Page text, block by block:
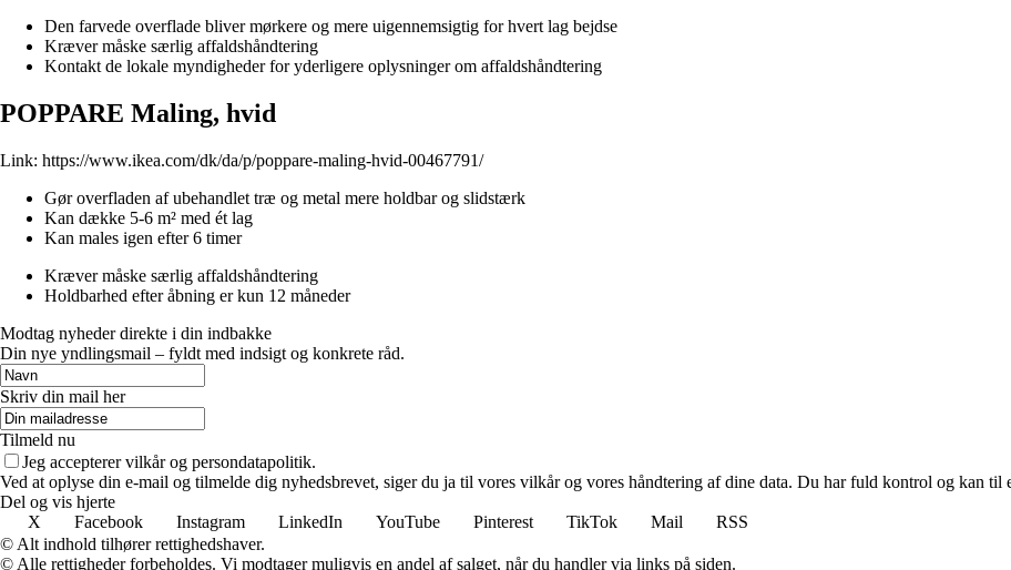
Den farvede overflade bliver mørkere og mere uigennemsigtig for hvert lag bejdse
Kræver måske særlig affaldshåndtering
Kontakt de lokale myndigheder for yderligere oplysninger om affaldshåndtering
POPPARE Maling, hvid
Link: https://www.ikea.com/dk/da/p/poppare-maling-hvid-00467791/
Gør overfladen af ubehandlet træ og metal mere holdbar og slidstærk
Kan dække 5-6 m² med ét lag
Kan males igen efter 6 timer
Kræver måske særlig affaldshåndtering
Holdbarhed efter åbning er kun 12 måneder
Modtag nyheder direkte i din indbakke
Din nye yndlingsmail – fyldt med indsigt og konkrete råd.
Skriv din mail her
Tilmeld nu
Jeg accepterer vilkår og persondatapolitik.
Ved at oplyse din e-mail og tilmelde dig nyhedsbrevet, siger du ja til vores vilkår og vores håndtering af dine data. Du har fuld kontrol og kan til
Del og vis hjerte
X
Facebook Instagram LinkedIn YouTube Pinterest TikTok Mail
RSS
© Alt indhold tilhører rettighedshaver.
© Alle rettigheder forbeholdes. Vi modtager muligvis en andel af salget, når du handler via links på siden.